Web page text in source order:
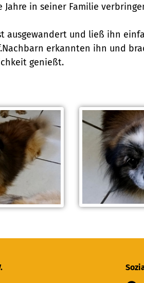
Jahre in seiner Familie
ausgewandert und ließ ihn
erkannten ihn und
genießt.